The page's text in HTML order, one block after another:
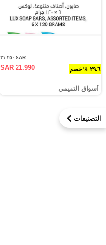
التصنيفات
٢٩.٦ % خصم
SAR ٣١.٢٥٠
SAR 21.990
أسواق التميمي